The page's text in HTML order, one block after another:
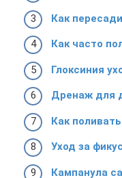
Как
Как часто
Глоксиния
Дренаж для
Как
Уход за
Кампанула